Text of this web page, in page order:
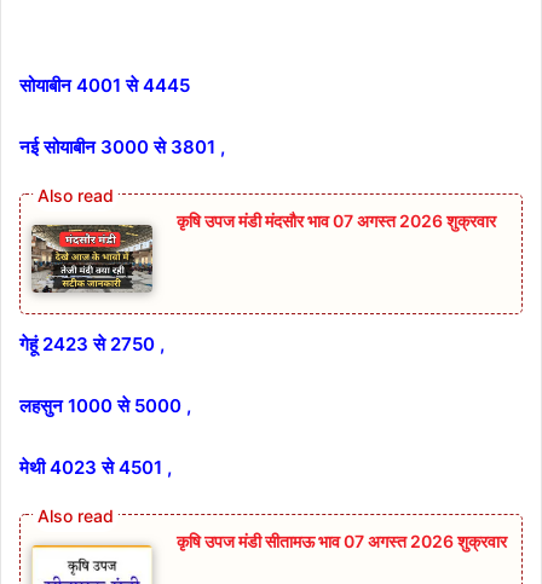
सोयाबीन 4001 से 4445
नई सोयाबीन 3000 से 3801 ,
कृषि उपज मंडी मंदसौर भाव 07 अगस्त 2026 शुक्रवार
गेहूं 2423 से 2750 ,
लहसुन 1000 से 5000 ,
मेथी 4023 से 4501 ,
कृषि उपज मंडी सीतामऊ भाव 07 अगस्त 2026 शुक्रवार